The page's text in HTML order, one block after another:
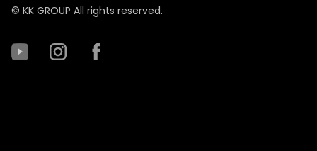
© KK GROUP All rights reserved.